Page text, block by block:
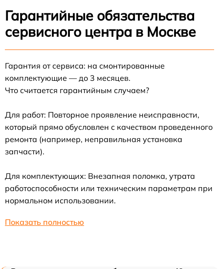
Гарантийные обязательства
сервисного центра в Москве
Гарантия от сервиса: на смонтированные
комплектующие — до 3 месяцев.
Что считается гарантийным случаем?
Для работ: Повторное проявление неисправности,
который прямо обусловлен с качеством проведенного
ремонта (например, неправильная установка
запчасти).
Для комплектующих: Внезапная поломка, утрата
работоспособности или техническим параметрам при
нормальном использовании.
Показать полностью